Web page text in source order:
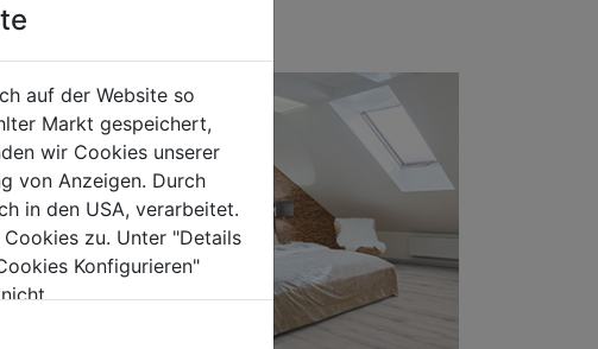
auf der Website so
Markt gespeichert,
wir Cookies unserer
von Anzeigen. Durch
in den USA, verarbeitet.
zu. Unter "Details
Konfigurieren"